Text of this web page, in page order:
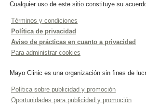
Cualquier uso de este sitio constituye su
Términos y condiciones
Política de privacidad
Aviso de prácticas en cuanto a privacidad
Para administrar cookies
Mayo Clinic es una organización sin fines de
Política sobre publicidad y promoción
Oportunidades para publicidad y promoción